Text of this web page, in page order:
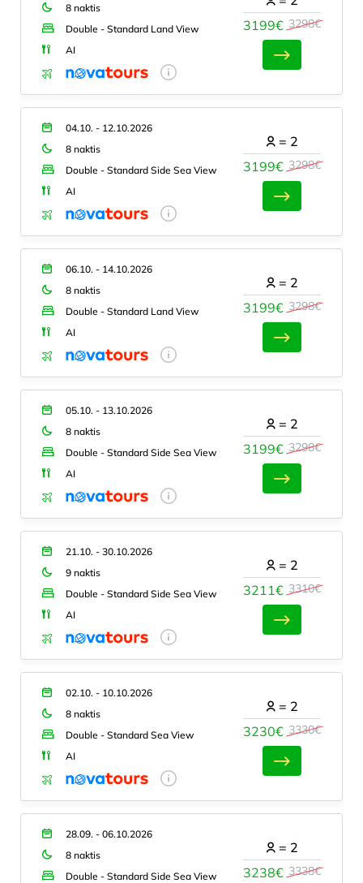
8 naktis
Double - Standard Land View
AI
3199€ 3298€
04.10. - 12.10.2026
8 naktis
Double - Standard Side Sea View
AI
3199€ 3298€
= 2
06.10. - 14.10.2026
8 naktis
Double - Standard Land View
AI
3199€ 3298€
= 2
05.10. - 13.10.2026
8 naktis
Double - Standard Side Sea View
AI
3199€ 3298€
= 2
21.10. - 30.10.2026
9 naktis
Double - Standard Side Sea View
AI
3211€ 3310€
= 2
02.10. - 10.10.2026
8 naktis
Double - Standard Sea View
AI
3230€ 3330€
= 2
28.09. - 06.10.2026
8 naktis
Double - Standard Side Sea View
3238€ 3338€
= 2